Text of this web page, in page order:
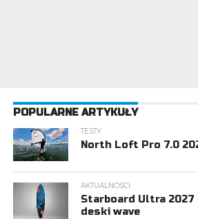
POPULARNE ARTYKUŁY
TESTY
North Loft Pro 7.0
AKTUALNOŚCI
Starboard Ultra 2027
deski wave